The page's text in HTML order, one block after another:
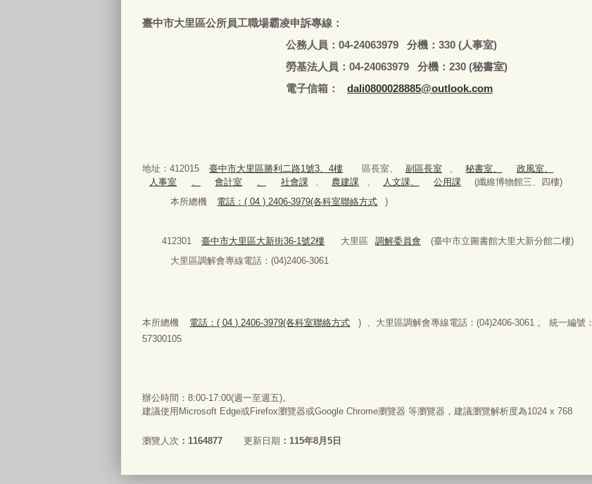
臺中市大里區公所員工職場霸凌申訴專線：
公務人員：04-24063979 分機：330 (人事室)
勞基法人員：04-24063979 分機：230 (秘書室)
電子信箱：
dali0800028885@outlook.com
地址：412015 臺中市大里區勝利二路1號3、4樓 區長室、 副區長室 、 秘書室、
政風室、
人事室
、 會計室 、 社會課 、 農建課 、 人文課、 公用課
(纖維博物館三、四樓)
本所總機
電話：( 04 ) 2406-3979(各科室聯絡方式 )
412301 臺中市大里區大新街36-1號2樓 大里區 調解委員會
(臺中市立圖書館大里大新分館二樓)
大里區調解會專線電話：(04)2406-3061
本所總機 電話：( 04 ) 2406-3979(各科室聯絡方式
) 、大里區調解會專線電話：(04)2406-3061 。 統一編號：
57300105
辦公時間：8:00-17:00(週一至週五)。
建議使用Microsoft Edge或Firefox瀏覽器或Google Chrome瀏覽器 等瀏覽器，建議瀏覽解析度為1024 x 768
瀏覽人次 1164877 更新日期 115年8月5日